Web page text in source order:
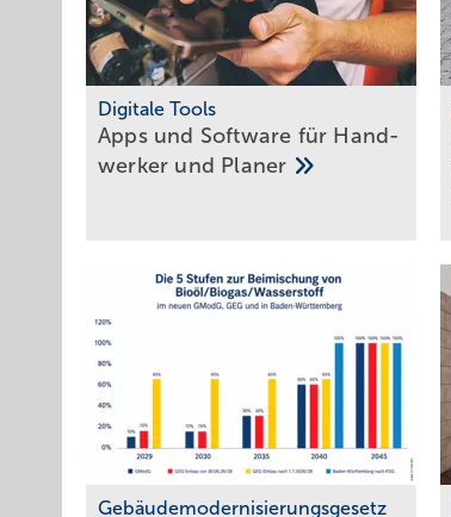
Digitale Tools
Apps und Soft­ware für Hand­
werker und Planer
Gebäudemodernisierungsgesetz